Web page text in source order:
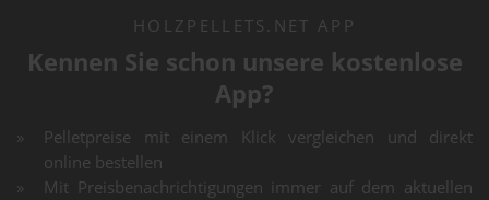
HOLZPELLETS.NET APP
Kennen Sie schon unsere kostenlose
App?
Pelletpreise mit einem Klick vergleichen und direkt
online bestellen
Mit Preisbenachrichtigungen immer auf dem aktuellen